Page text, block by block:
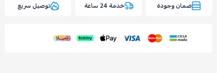
خدمة 24 ساعة توصيل سريع